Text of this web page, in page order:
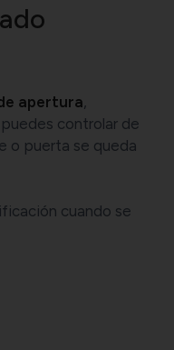
apertura,
controlar de
o puerta se queda
cuando se